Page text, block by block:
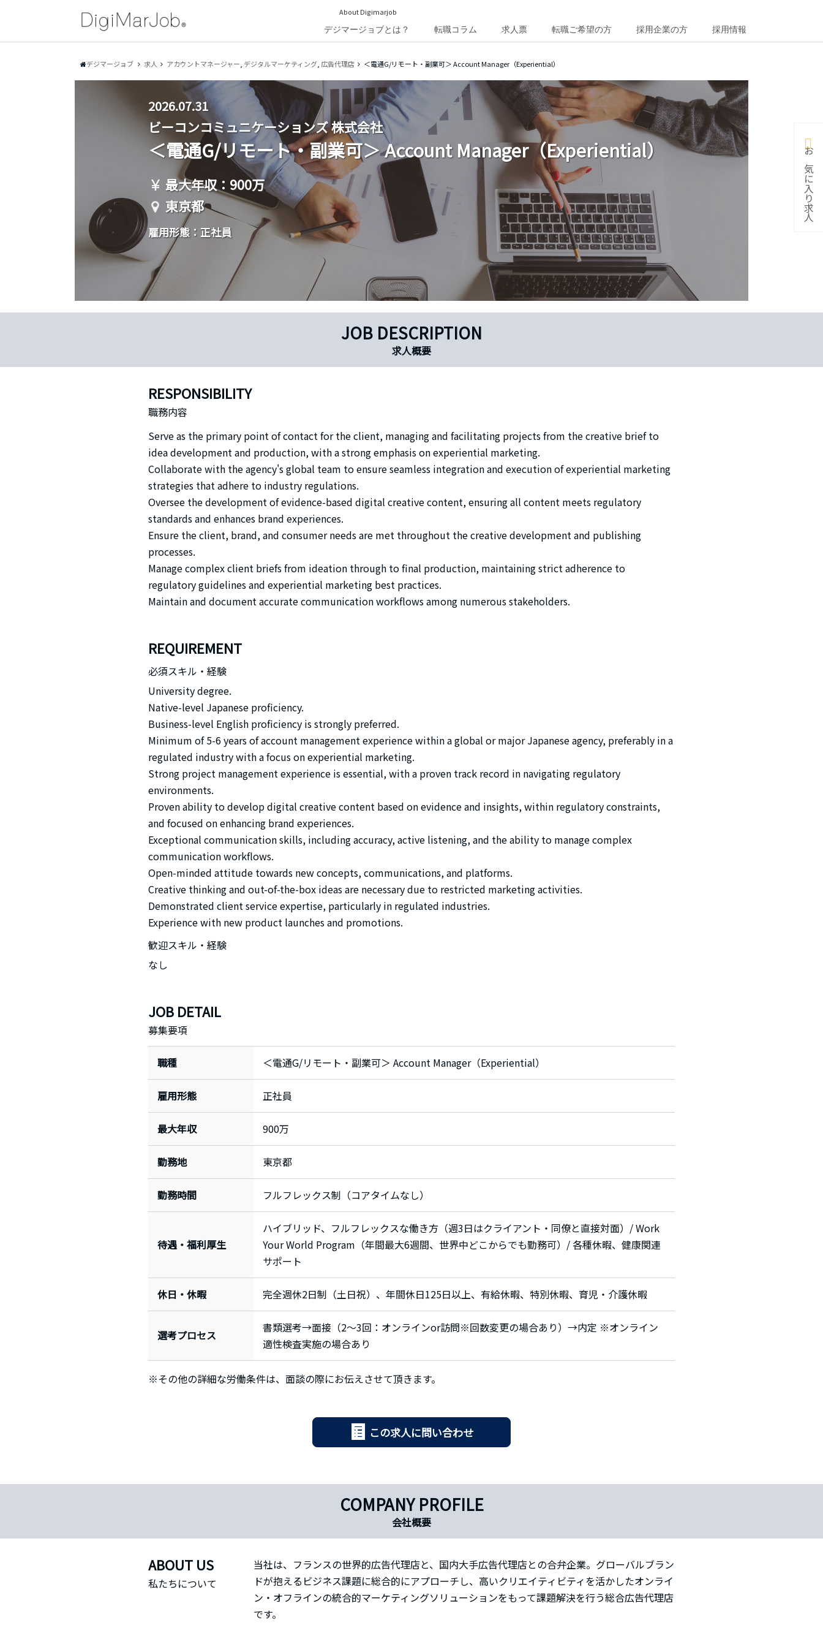
About Digimarjob
デジマージョブとは？
転職コラム 求人票 転職ご希望の方 採用企業の方 採用情報
デジマージョブ 求人 アカウントマネージャー デジタルマーケティング, 広告代理店 ＜電通G/リモート・副業可＞ Account Manager（Experiential）
2026.07.31
ビーコンコミュニケーションズ 株式会社
＜電通G/リモート・副業可＞ Account Manager（Experiential）
最大年収：900万
東京都
雇用形態：正社員
JOB DESCRIPTION
求人概要
RESPONSIBILITY
職務内容
Serve as the primary point of contact for the client, managing and facilitating projects from the creative brief to
idea development and production, with a strong emphasis on experiential marketing.
Collaborate with the agency's global team to ensure seamless integration and execution of experiential marketing
strategies that adhere to industry regulations.
Oversee the development of evidence-based digital creative content, ensuring all content meets regulatory
standards and enhances brand experiences.
Ensure the client, brand, and consumer needs are met throughout the creative development and publishing
processes.
Manage complex client briefs from ideation through to final production, maintaining strict adherence to
regulatory guidelines and experiential marketing best practices.
Maintain and document accurate communication workflows among numerous stakeholders.
REQUIREMENT
必須スキル・経験
University degree.
Native-level Japanese proficiency.
Business-level English proficiency is strongly preferred.
Minimum of 5-6 years of account management experience within a global or major Japanese agency, preferably in a
regulated industry with a focus on experiential marketing.
Strong project management experience is essential, with a proven track record in navigating regulatory
environments.
Proven ability to develop digital creative content based on evidence and insights, within regulatory constraints,
and focused on enhancing brand experiences.
Exceptional communication skills, including accuracy, active listening, and the ability to manage complex
communication workflows.
Open-minded attitude towards new concepts, communications, and platforms.
Creative thinking and out-of-the-box ideas are necessary due to restricted marketing activities.
Demonstrated client service expertise, particularly in regulated industries.
Experience with new product launches and promotions.
歓迎スキル・経験
なし
JOB DETAIL
募集要項
職種 ＜電通G/リモート・副業可＞ Account Manager（Experiential）
雇用形態 正社員
最大年収 900万
勤務地 東京都
勤務時間 フルフレックス制（コアタイムなし）
待遇・福利厚生
ハイブリッド、フルフレックスな働き方（週3日はクライアント・同僚と直接対面）/ Work
Your World Program（年間最大6週間、世界中どこからでも勤務可）/ 各種休暇、健康関連
サポート
休日・休暇 完全週休2日制（土日祝）、年間休日125日以上、有給休暇、特別休暇、育児・介護休暇
選考プロセス
書類選考→面接（2〜3回：オンラインor訪問※回数変更の場合あり）→内定 ※オンライン
適性検査実施の場合あり
※その他の詳細な労働条件は、面談の際にお伝えさせて頂きます。
この求人に問い合わせ
COMPANY PROFILE
会社概要
ABOUT US
私たちについて
当社は、フランスの世界的広告代理店と、国内大手広告代理店との合弁企業。グローバルブラン
ドが抱えるビジネス課題に総合的にアプローチし、高いクリエイティビティを活かしたオンライ
ン・オフラインの統合的マーケティングソリューションをもって課題解決を行う総合広告代理店
です。
お気に入り求人